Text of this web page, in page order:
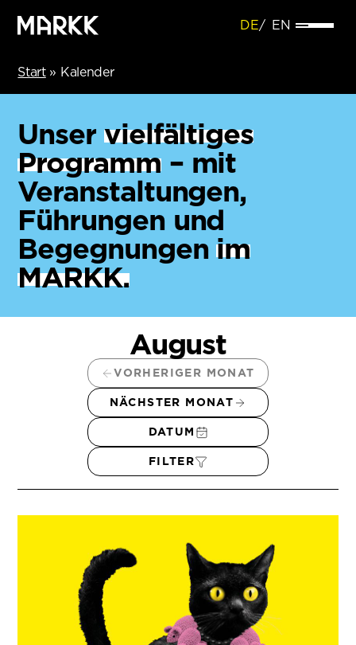
DE EN
Start» Kalender
Unser vielfältiges
Programm– mit
Veranstaltungen,
Führungen und
Begegnungenim
MARKK.
August
VORHERIGER MONAT
NÄCHSTER MONAT
DATUM
FILTER